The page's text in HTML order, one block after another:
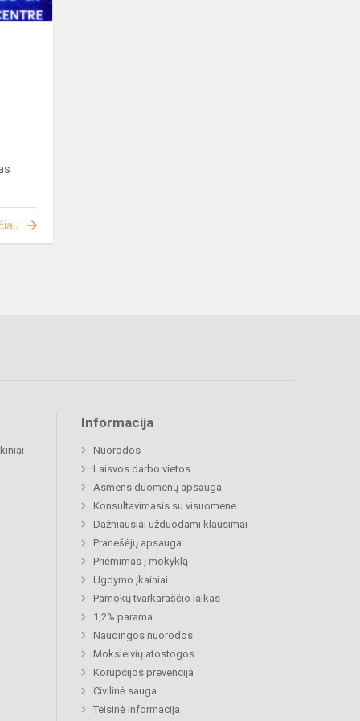
Informacija
Nuorodos
Laisvos darbo vietos
Asmens duomenų apsauga
Konsultavimasis su visuomene
Dažniausiai užduodami klausimai
Pranešėjų apsauga
Priėmimas į mokyklą
Ugdymo įkainiai
Pamokų tvarkaraščio laikas
1,2% parama
Naudingos nuorodos
Moksleivių atostogos
Korupcijos prevencija
Civilinė sauga
Teisinė informacija